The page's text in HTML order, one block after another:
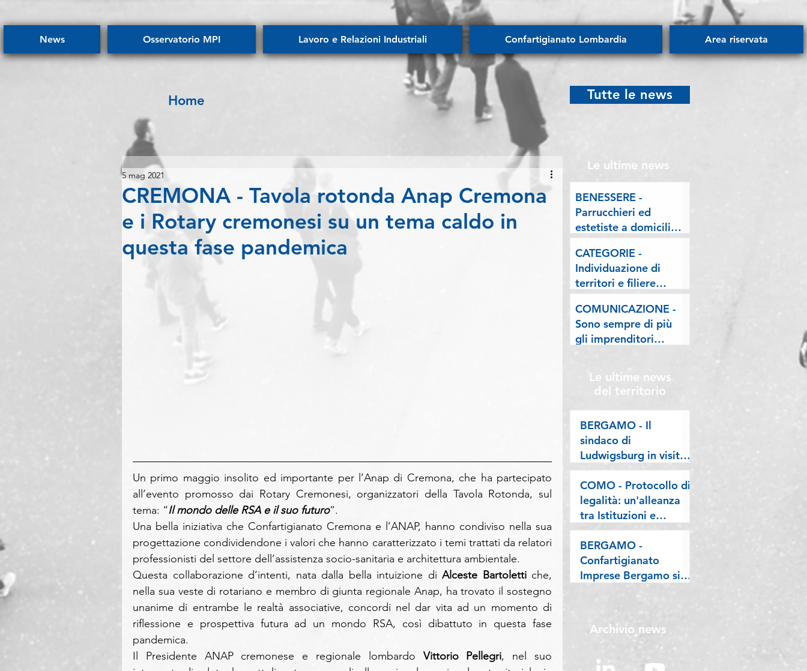
News Osservatorio MPI Lavoro e Relazioni Industriali Confartigianato Lombardia Area riservata
Home
CREMONA - Tavola rotonda Anap Cremona
e i Rotary cremonesi su un tema caldo in
questa fase pandemica
5 mag 2021
Un primo maggio insolito ed importante per l’Anap di Cremona, che ha partecipato
all’evento promosso dai Rotary Cremonesi, organizzatori della Tavola Rotonda, sul
tema: “Il mondo delle RSA e il suo futuro”.
Una bella iniziativa che Confartigianato Cremona e l’ANAP, hanno condiviso nella sua
progettazione condividendone i valori che hanno caratterizzato i temi trattati da relatori
professionisti del settore dell’assistenza socio-sanitaria e architettura ambientale.
Questa collaborazione d’intenti, nata dalla bella intuizione di Alceste Bartoletti che,
nella sua veste di rotariano e membro di giunta regionale Anap, ha trovato il sostegno
unanime di entrambe le realtà associative, concordi nel dar vita ad un momento di
riflessione e prospettiva futura ad un mondo RSA, così dibattuto in questa fase
pandemica.
Il Presidente ANAP cremonese e regionale lombardo Vittorio Pellegri, nel suo
Tutte le news
Le ultime news
BENESSERE -
Parrucchieri ed
estetiste a domicilio.
Esposto delle
Associazioni artigiane
lombarde: "Le regole
valgano per tutti"
CATEGORIE -
Individuazione di
territori e filiere
pilota nell'ambito del
"Programma V.E.R.A.
– Ecodesign etico e
valorizzazione delle
COMUNICAZIONE -
Sono sempre di più
gli imprenditori
Lombardia, la nostra
riflessione sulla
stampa
Le ultime news
del territorio
BERGAMO - Il
sindaco di
Ludwigsburg in visita
a Confartigianato
Bergamo: si rafforza
una collaborazione
lunga oltre vent’anni
COMO - Protocollo di
legalità: un'alleanza
tra Istituzioni e
imprese per difendere
l'economia “sana”
BERGAMO -
Confartigianato
Imprese Bergamo si
Welfare Index PMI
Archivio news